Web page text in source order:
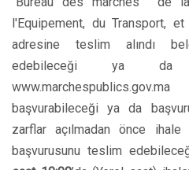
l'Equipement, du Transport,
adresine teslim alındı
edebileceği ya da
başvurabileceği ya da
zarflar açılmadan önce ihale
başvurusunu teslim